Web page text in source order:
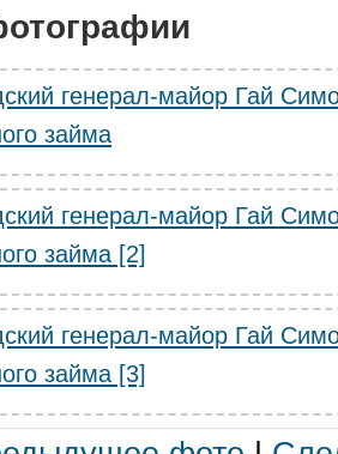
генерал-майор Гай
займа
генерал-майор Гай
займа [2]
генерал-майор Гай
займа [3]